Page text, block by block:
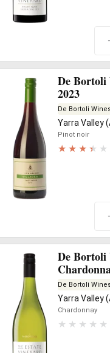
De Bortoli
2023
De Bortoli Wines
Yarra Valley
Pinot noir
De Bortoli
De Bortoli Wines
Yarra Valley
Chardonnay